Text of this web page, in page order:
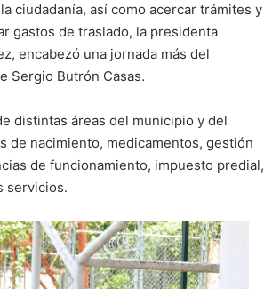
ciudadanía, así como acercar trámites y
gastos de traslado, la presidenta
encabezó una jornada más del
Sergio Butrón Casas.
distintas áreas del municipio y del
de nacimiento, medicamentos, gestión
de funcionamiento, impuesto predial,
servicios.